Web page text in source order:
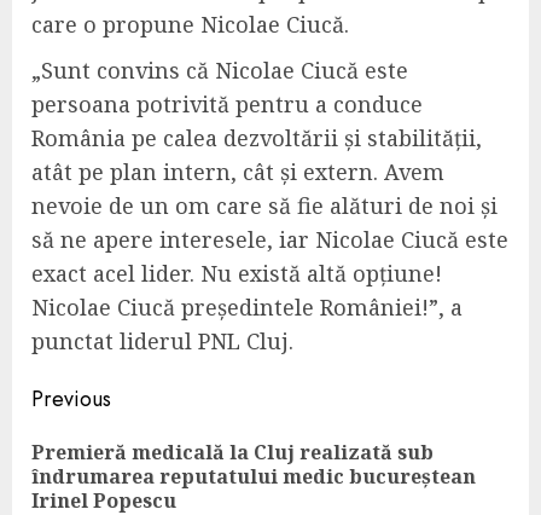
care o propune Nicolae Ciucă.
„Sunt convins că Nicolae Ciucă este
persoana potrivită pentru a conduce
România pe calea dezvoltării și stabilității,
atât pe plan intern, cât și extern. Avem
nevoie de un om care să fie alături de noi și
să ne apere interesele, iar Nicolae Ciucă este
exact acel lider. Nu există altă opțiune!
Nicolae Ciucă președintele României!”, a
punctat liderul PNL Cluj.
Continue
Reading
Previous
Premieră medicală la Cluj realizată sub
îndrumarea reputatului medic bucureștean
Irinel Popescu